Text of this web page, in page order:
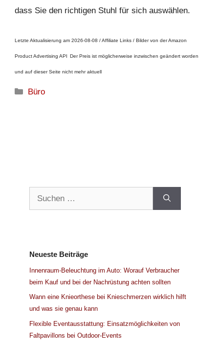
dass Sie den richtigen Stuhl für sich auswählen.
Letzte Aktualisierung am 2026-08-08 / Affiliate Links / Bilder von der Amazon
Product Advertising API Der Preis ist möglicherweise inzwischen geändert worden
und auf dieser Seite nicht mehr aktuell
Kategorien
Büro
Neueste Beiträge
Innenraum-Beleuchtung im Auto: Worauf Verbraucher
beim Kauf und bei der Nachrüstung achten sollten
Wann eine Knieorthese bei Knieschmerzen wirklich hilft
und was sie genau kann
Flexible Eventausstattung: Einsatzmöglichkeiten von
Faltpavillons bei Outdoor-Events